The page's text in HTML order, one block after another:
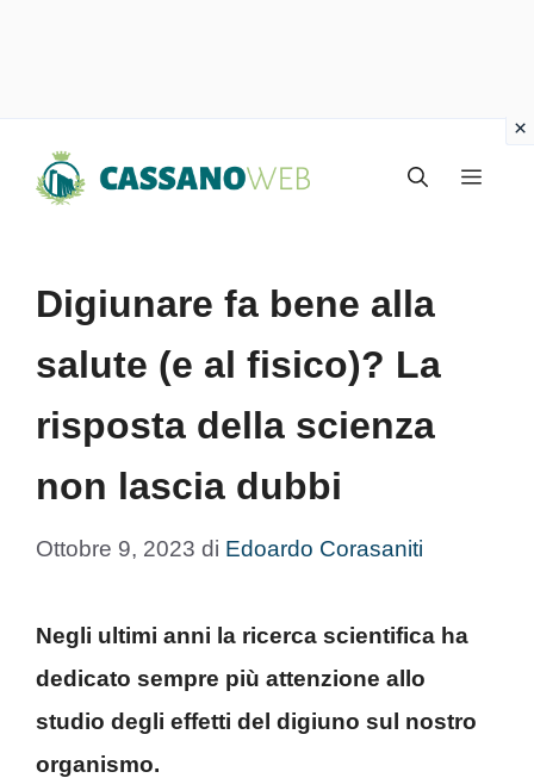
Menu
Digiunare fa bene alla
salute (e al fisico)? La
risposta della scienza
non lascia dubbi
Ottobre 9, 2023 di Edoardo Corasaniti
Negli ultimi anni la ricerca scientifica ha
dedicato sempre più attenzione allo
studio degli effetti del digiuno sul nostro
organismo.